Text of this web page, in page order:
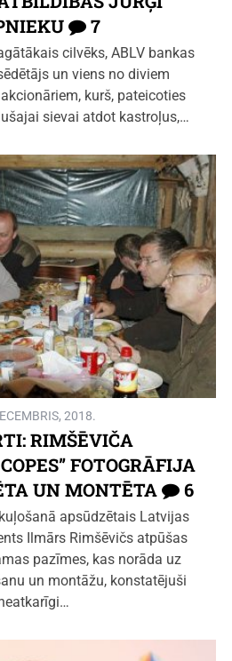
7
cilvēks, ABLV bankas
un viens no diviem
kurš, pateicoties
sievai atdot kastroļus,…
2018.
RIMŠĒVIČA
FOTOGRĀFIJA
UN MONTĒTA
6
apsūdzētais Latvijas
Ilmārs Rimšēvičs atpūšas
pazīmes, kas norāda uz
un montāžu, konstatējuši